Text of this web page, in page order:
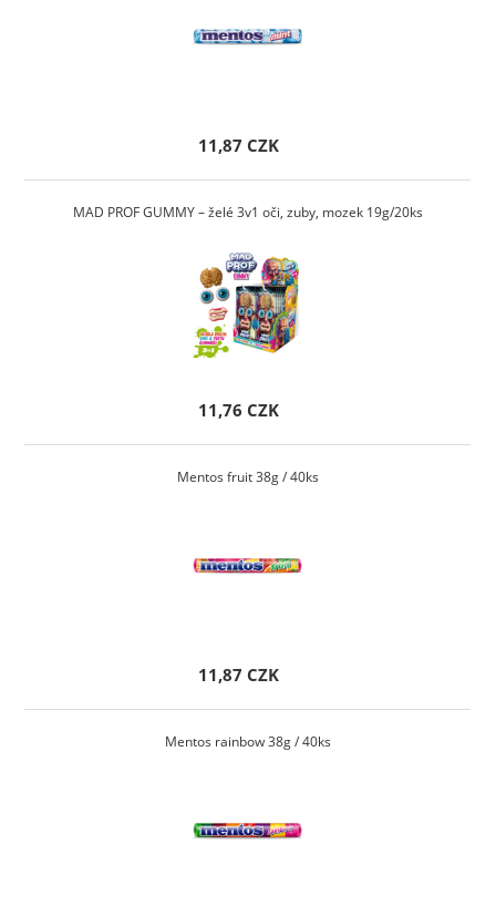
11,87 CZK
MAD PROF GUMMY – želé 3v1 oči, zuby, mozek 19g/20ks
11,76 CZK
Mentos fruit 38g / 40ks
11,87 CZK
Mentos rainbow 38g / 40ks